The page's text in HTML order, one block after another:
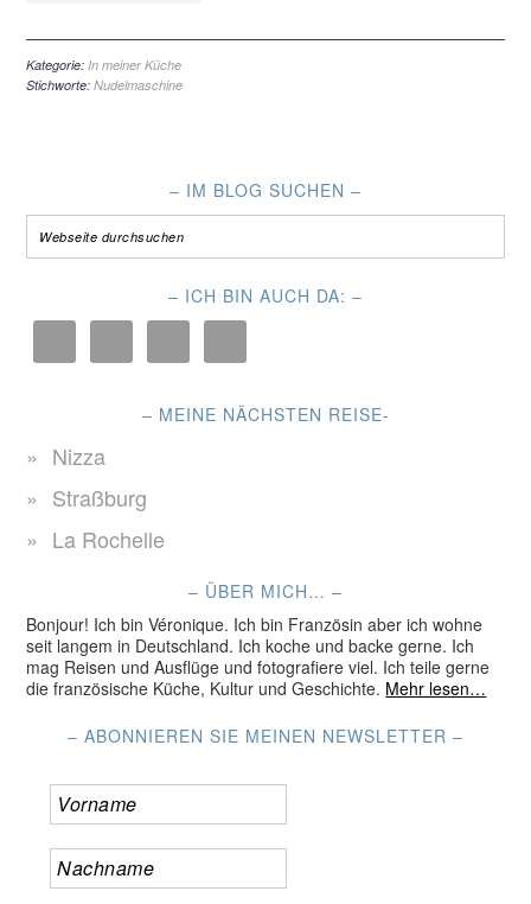
Kategorie: In meiner Küche
Stichworte:Nudelmaschine
– IM BLOG SUCHEN –
– ICH BIN AUCH DA: –
– MEINE NÄCHSTEN REISE-
Nizza
Straßburg
La Rochelle
– ÜBER MICH… –
Bonjour! Ich bin Véronique. Ich bin Französin aber ich wohne
seit langem in Deutschland. Ich koche und backe gerne. Ich
mag Reisen und Ausflüge und fotografiere viel. Ich teile gerne
die französische Küche, Kultur und Geschichte. Mehr lesen…
– ABONNIEREN SIE MEINEN NEWSLETTER –